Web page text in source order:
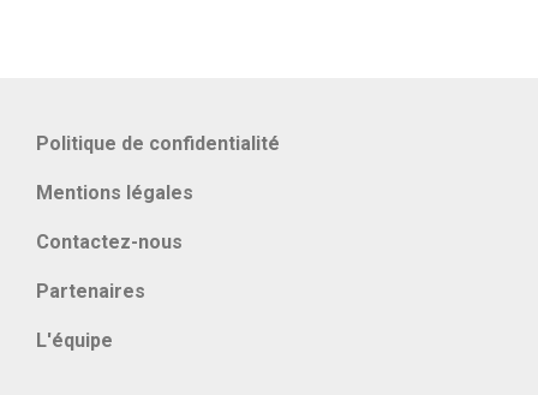
Politique de confidentialité
Mentions légales
Contactez-nous
Partenaires
L'équipe